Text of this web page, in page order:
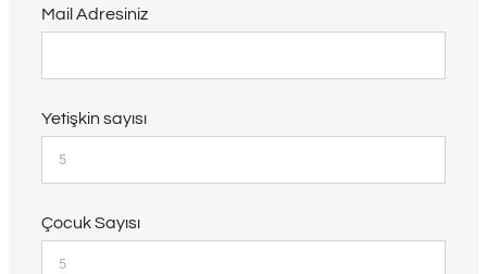
Mail Adresiniz
Yetişkin sayısı
Çocuk Sayısı